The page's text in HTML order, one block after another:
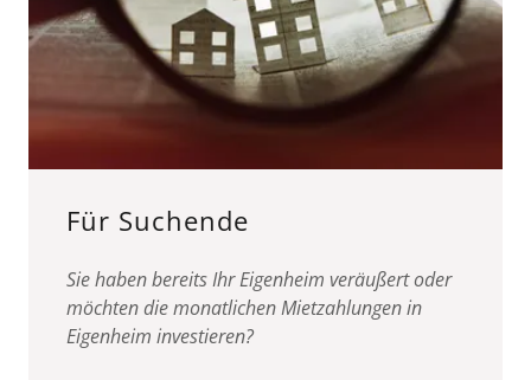
Für Suchende
Sie haben bereits Ihr Eigenheim veräußert oder
möchten die monatlichen Mietzahlungen in
Eigenheim investieren?